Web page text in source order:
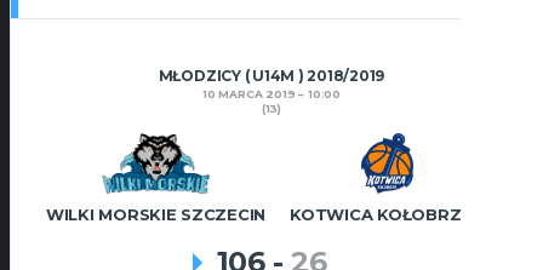
MŁODZICY ( U14M ) 2018/2019
10 MARCA 2019
10:00
(13)
WILKI MORSKIE SZCZECIN KOTWICA KOŁOBRZEG
106 - 26